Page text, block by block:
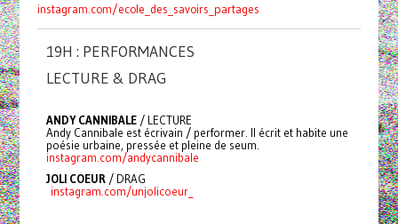
instagram.com/ecole_des_savoirs_partages
19H : PERFORMANCES
LECTURE & DRAG
ANDY CANNIBALE/ LECTURE
Andy Cannibale est écrivain / performer. Il écrit et habite une
poésie urbaine, pressée et pleine de seum.
instagram.com/andycannibale
JOLI COEUR/ DRAG
instagram.com/unjolicoeur_